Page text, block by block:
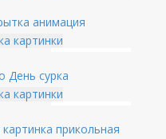
картинки
картинки